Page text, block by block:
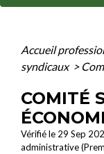
Accueil
syndicaux >
COMITÉ
Vérifié le 29 Sep
administrative